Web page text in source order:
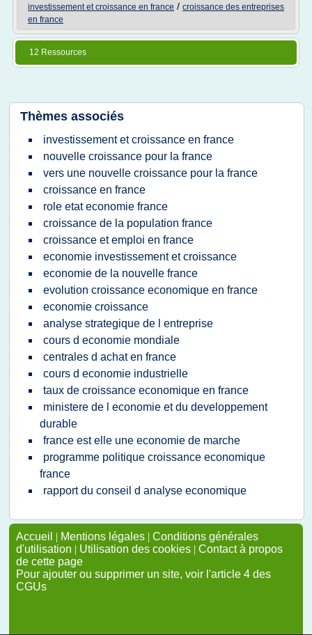
investissement et croissance en france / croissance des entreprises
en france
12 Ressources
Thèmes associés
investissement et croissance en france
nouvelle croissance pour la france
vers une nouvelle croissance pour la france
croissance en france
role etat economie france
croissance de la population france
croissance et emploi en france
economie investissement et croissance
economie de la nouvelle france
evolution croissance economique en france
economie croissance
analyse strategique de l entreprise
cours d economie mondiale
centrales d achat en france
cours d economie industrielle
taux de croissance economique en france
ministere de l economie et du developpement
durable
france est elle une economie de marche
programme politique croissance economique
france
rapport du conseil d analyse economique
Accueil | Mentions légales | Conditions générales
d'utilisation | Utilisation des cookies | Contact à propos
de cette page
Pour ajouter ou supprimer un site, voir l'article 4 des
CGUs